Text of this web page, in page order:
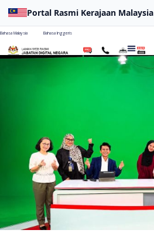
Portal Rasmi Kerajaan Malaysia
Bahasa Malaysia Bahasa Inggeris